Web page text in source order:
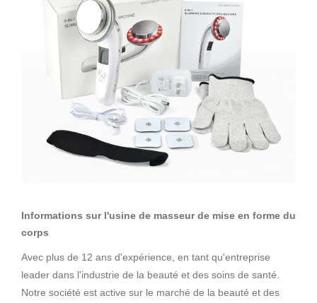
Informations sur l'usine de masseur de mise en forme du
corps
Avec plus de 12 ans d'expérience, en tant qu'entreprise
leader dans l'industrie de la beauté et des soins de santé.
Notre société est active sur le marché de la beauté et des